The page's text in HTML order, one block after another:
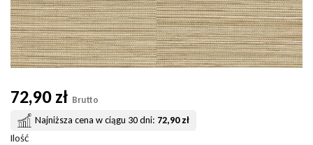
72,90 zł Brutto
Najniższa cena w ciągu 30 dni: 72,90 zł
Ilość